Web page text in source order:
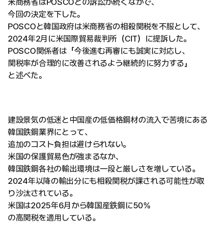
米商務省はPOSCOとの訴訟が続くなかで、
今回の決定を下した。
POSCOと韓国政府は米商務省の相殺関税を不服として、
2024年2月に米国際貿易裁判所（CIT）に提訴した。
POSCO関係者は「今後進む再審にも誠実に対応し、
関税率が合理的に改善されるよう継続的に努力する」
と述べた。
建設景気の低迷と中国産の低価格鋼材の流入で苦境にある
韓国鉄鋼業界にとって、
追加のコスト負担は避けられない。
米国の保護貿易色が強まるなか、
韓国鉄鋼各社の輸出環境は一段と厳しさを増している。
2024年以降の輸出分にも相殺関税が課される可能性が取
り沙汰されている。
米国は2025年6月から韓国産鉄鋼に50%
の高関税を適用している。